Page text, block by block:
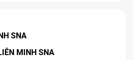
SNA
MINH SNA